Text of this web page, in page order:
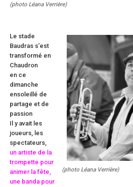
(photo Léana Verrière)
(photo Léana Verrière)
Le stade
Baudras s’est
transformé en
Chaudron
en ce
dimanche
ensoleillé de
partage et de
passion
Il y avait les
joueurs, les
spectateurs,
un artiste de la
trompette pour
animer la fête,
une banda pour